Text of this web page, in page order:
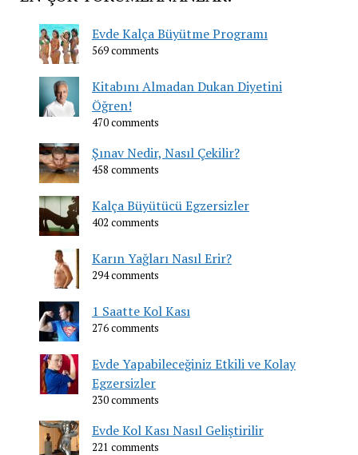
Evde Kalça Büyütme Programı
569 comments
Kitabını Almadan Dukan Diyetini
Öğren!
470 comments
Şınav Nedir, Nasıl Çekilir?
458 comments
Kalça Büyütücü Egzersizler
402 comments
Karın Yağları Nasıl Erir?
294 comments
1 Saatte Kol Kası
276 comments
Evde Yapabileceğiniz Etkili ve Kolay
Egzersizler
230 comments
Evde Kol Kası Nasıl Geliştirilir
221 comments